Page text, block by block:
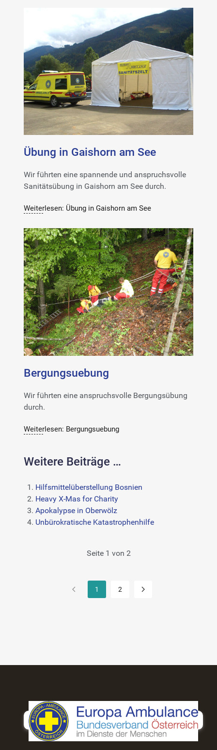
Übung in Gaishorn am See
Wir führten eine spannende und anspruchsvolle
Sanitätsübung in Gaishorn am See durch.
Weiterlesen: Übung in Gaishorn am See
Bergungsuebung
Wir führten eine anspruchsvolle Bergungsübung
durch.
Weiterlesen: Bergungsuebung
Weitere Beiträge …
Hilfsmittelüberstellung Bosnien
Heavy X-Mas for Charity
Apokalypse in Oberwölz
Unbürokratische Katastrophenhilfe
Seite 1 von 2
1 2